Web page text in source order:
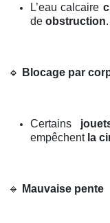
L’eau calcaire
de obstruction.
🔹 Blocage par
Certains
empêchent la
🔹 Mauvaise pente